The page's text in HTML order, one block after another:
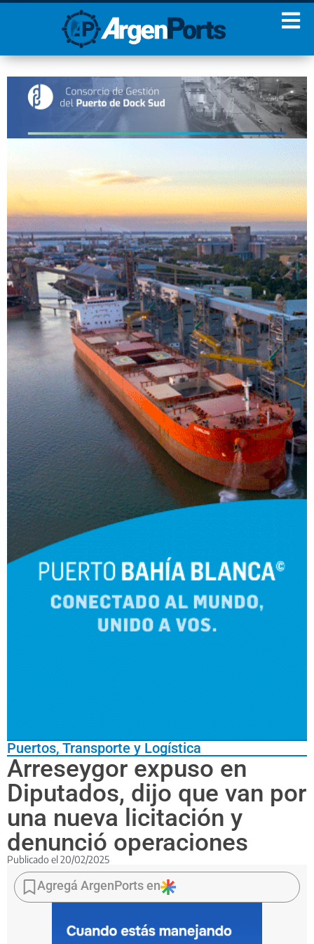
Puertos, Transporte y Logística
Arreseygor expuso en
Diputados, dijo que van por
una nueva licitación y
denunció operaciones
Publicado el 20/02/2025
titular
de
Agregá ArgenPorts en
¡Sumate a nuestro
Newsletter!
Apellidos
Estoy de acuerdo con las
condiciones y políticas de
privacidad.